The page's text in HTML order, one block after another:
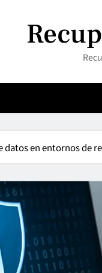
datos en entornos de